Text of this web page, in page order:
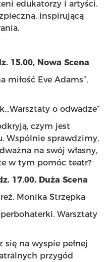
edukatorzy i artyści.
inspirującą
15.00, Nowa Scena
miłość Eve Adams”,
o odwadze”
czym jest
Wspólnie sprawdzimy,
na swój własny,
w tym pomóc teatr?
17.00, Duża Scena
Monika Strzępka
Warsztaty
się na wyspie pełnej
przygód